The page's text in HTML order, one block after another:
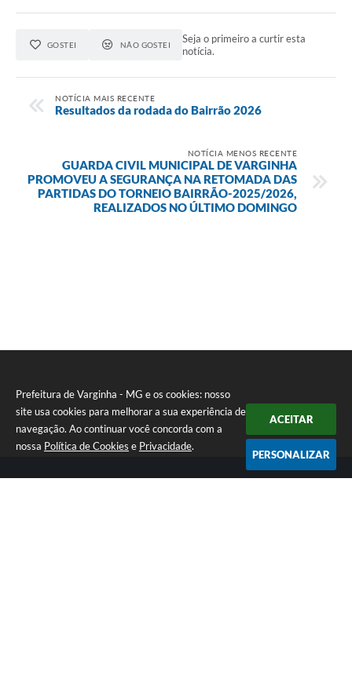
Prefeitura de Varginha - MG e os cookies: nosso
site usa cookies para melhorar a sua experiência de
navegação. Ao continuar você concorda com a
nossa Política de Cookies e Privacidade.
ACEITAR
PERSONALIZAR
GOSTEI NÃO GOSTEI
Seja o primeiro a curtir esta
notícia.
NOTÍCIA MAIS RECENTE
Resultados da rodada do Bairrão 2026
NOTÍCIA MENOS RECENTE
GUARDA CIVIL MUNICIPAL DE VARGINHA
PROMOVEU A SEGURANÇA NA RETOMADA DAS
PARTIDAS DO TORNEIO BAIRRÃO-2025/2026,
REALIZADOS NO ÚLTIMO DOMINGO